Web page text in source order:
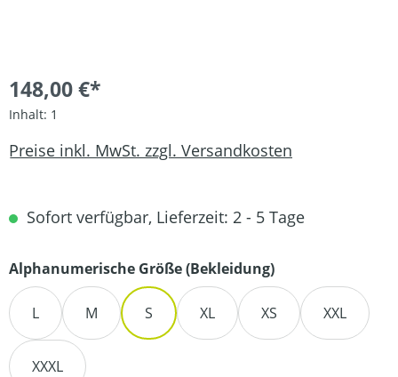
148,00 €*
Inhalt: 1
Preise inkl. MwSt. zzgl. Versandkosten
Sofort verfügbar, Lieferzeit: 2 - 5 Tage
Alphanumerische Größe (Bekleidung)auswählen
L M S XL XS XXL
XXXL